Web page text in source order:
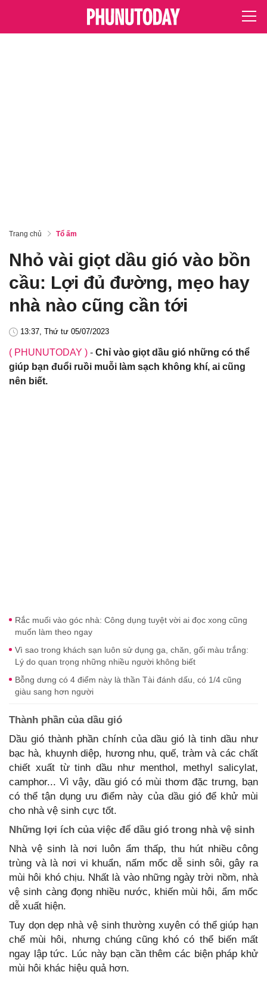
Trang chủ Tổ ấm
Nhỏ vài giọt dầu gió vào bồn
cầu: Lợi đủ đường, mẹo hay
nhà nào cũng cần tới
13:37, Thứ tư 05/07/2023
( PHUNUTODAY ) - Chỉ vào giọt dầu gió những có thể
giúp bạn đuổi ruồi muỗi làm sạch không khí, ai cũng
nên biết.
Rắc muối vào góc nhà: Công dụng tuyệt vời ai đọc xong cũng
muốn làm theo ngay
Vì sao trong khách sạn luôn sử dụng ga, chăn, gối màu trắng:
Lý do quan trọng những nhiều người không biết
Bỗng dưng có 4 điểm này là thần Tài đánh dấu, có 1/4 cũng
giàu sang hơn người
Thành phần của dầu gió
Dầu gió thành phần chính của dầu gió là tinh dầu như
bạc hà, khuynh diệp, hương nhu, quế, tràm và các chất
chiết xuất từ tinh dầu như menthol, methyl salicylat,
camphor... Vì vậy, dầu gió có mùi thơm đặc trưng, bạn
có thể tận dụng ưu điểm này của dầu gió để khử mùi
cho nhà vệ sinh cực tốt.
Những lợi ích của việc để dầu gió trong nhà vệ sinh
Nhà vệ sinh là nơi luôn ẩm thấp, thu hút nhiều công
trùng và là nơi vi khuẩn, nấm mốc dễ sinh sôi, gây ra
mùi hôi khó chịu. Nhất là vào những ngày trời nồm, nhà
vệ sinh càng đọng nhiều nước, khiến mùi hôi, ẩm mốc
dễ xuất hiện.
Tuy dọn dẹp nhà vệ sinh thường xuyên có thể giúp hạn
chế mùi hôi, nhưng chúng cũng khó có thể biến mất
ngay lập tức. Lúc này bạn cần thêm các biện pháp khử
mùi hôi khác hiệu quả hơn.